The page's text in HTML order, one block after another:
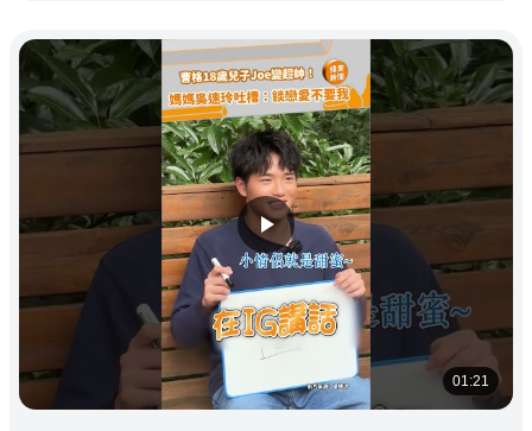
01:21